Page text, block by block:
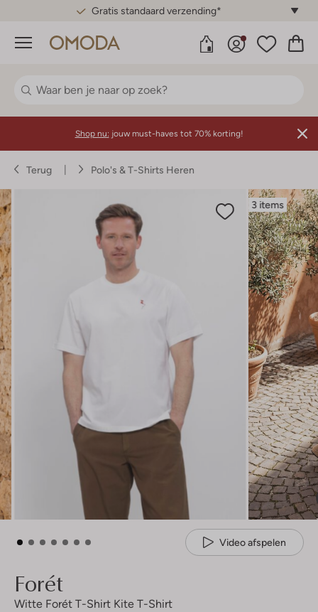
Gratis standaard verzending*
Menu
Shop nu: jouw must-haves tot 70% korting!
Terug Polo's & T-Shirts Heren
3 items
Video afspelen
Forét
Witte Forét T-Shirt Kite T-Shirt